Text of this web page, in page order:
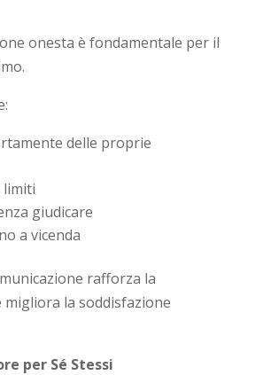
onesta è fondamentale per il
delle proprie
limiti
giudicare
a vicenda
rafforza la
migliora la soddisfazione
per Sé Stessi